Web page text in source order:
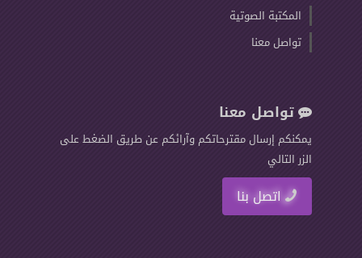
المكتبة الصوتية
تواصل معنا
تواصل معنا
يمكنكم إرسال مقترحاتكم وآرائكم عن طريق الضغط على
الزر التالي
اتصل بنا